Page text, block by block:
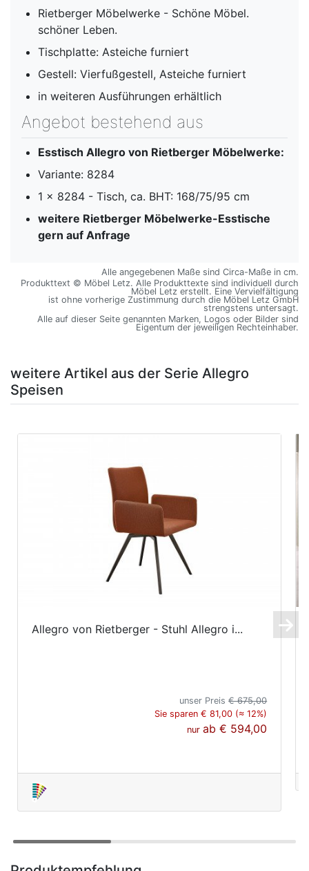
Rietberger Möbelwerke - Schöne Möbel.
schöner Leben.
Tischplatte: Asteiche furniert
Gestell: Vierfußgestell, Asteiche furniert
in weiteren Ausführungen erhältlich
Angebot bestehend aus
Esstisch Allegro von Rietberger Möbelwerke:
Variante: 8284
1 x 8284 - Tisch, ca. BHT: 168/75/95 cm
weitere Rietberger Möbelwerke-Esstische
gern auf Anfrage
Alle angegebenen Maße sind Circa-Maße in cm.
Produkttext © Möbel Letz. Alle Produkttexte sind individuell durch
Möbel Letz erstellt. Eine Vervielfältigung
ist ohne vorherige Zustimmung durch die Möbel Letz GmbH
strengstens untersagt.
Alle auf dieser Seite genannten Marken, Logos oder Bilder sind
Eigentum der jeweiligen Rechteinhaber.
weitere Artikel aus der Serie Allegro
Speisen
Allegro von Rietberger - Stuhl Allegro i...
unser Preis€ 675,00
Sie sparen € 81,00 (≈ 12%)
nurab€ 594,00